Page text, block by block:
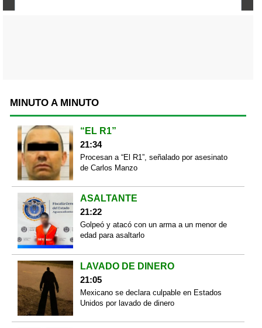
MINUTO A MINUTO
“EL R1”
21:34
Procesan a “El R1”, señalado por asesinato
de Carlos Manzo
ASALTANTE
21:22
Golpeó y atacó con un arma a un menor de
edad para asaltarlo
LAVADO DE DINERO
21:05
Mexicano se declara culpable en Estados
Unidos por lavado de dinero